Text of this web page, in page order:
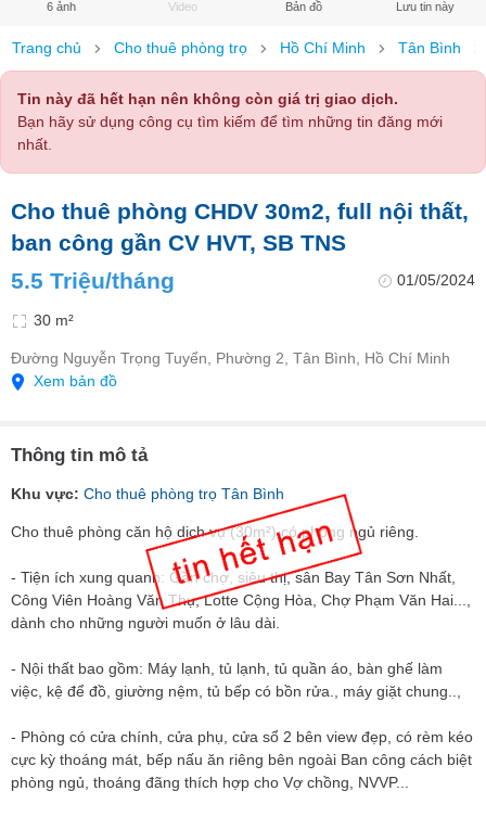
6 ảnh Video Bản đồ Lưu tin này
Trang chủ Cho thuê phòng trọ Hồ Chí Minh Tân Bình
Tin này đã hết hạn nên không còn giá trị giao dịch.
Bạn hãy sử dụng công cụ tìm kiếm để tìm những tin đăng mới
nhất.
Cho thuê phòng CHDV 30m2, full nội thất,
ban công gần CV HVT, SB TNS
5.5 Triệu/tháng
01/05/2024
30 m²
Đường Nguyễn Trọng Tuyển, Phường 2, Tân Bình, Hồ Chí Minh
Xem bản đồ
Thông tin mô tả
Khu vực: Cho thuê phòng trọ Tân Bình
Cho thuê phòng căn hộ dịch vụ (30m²) có phòng ngủ riêng.
- Tiện ích xung quanh: Gần chợ, siêu thị, sân Bay Tân Sơn Nhất,
Công Viên Hoàng Văn Thụ, Lotte Cộng Hòa, Chợ Phạm Văn Hai...,
dành cho những người muốn ở lâu dài.
- Nội thất bao gồm: Máy lạnh, tủ lạnh, tủ quần áo, bàn ghế làm
việc, kệ để đồ, giường nệm, tủ bếp có bồn rửa., máy giặt chung..,
- Phòng có cửa chính, cửa phụ, cửa sổ 2 bên view đẹp, có rèm kéo
cực kỳ thoáng mát, bếp nấu ăn riêng bên ngoài Ban công cách biệt
phòng ngủ, thoáng đãng thích hợp cho Vợ chồng, NVVP...